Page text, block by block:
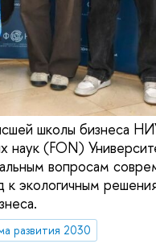
школы бизнеса
наук (FON)
вопросам
к экологичным
развития 2030